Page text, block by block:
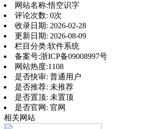
网站名称:悟空识字
评论次数: 0次
收录日期: 2026-02-28
更新日期: 2026-08-09
栏目分类:软件系统
备案号:浙ICP备09008997号
网站热度:1108
是否快审: 普通用户
是否推荐: 未推荐
是否置顶: 未置顶
是否官网: 官网
相关网站